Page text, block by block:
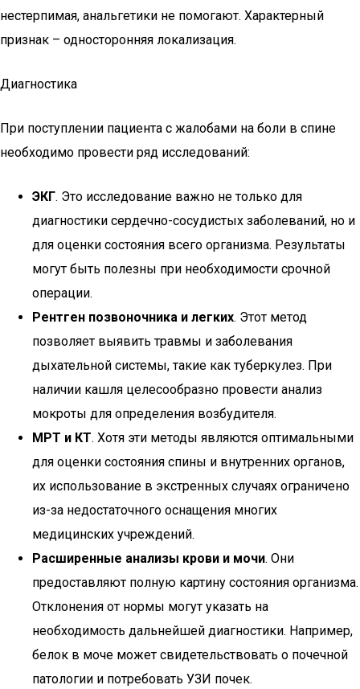
нестерпимая, анальгетики не помогают. Характерный
признак – односторонняя локализация.
Диагностика
При поступлении пациента с жалобами на боли в спине
необходимо провести ряд исследований:
ЭКГ. Это исследование важно не только для
диагностики сердечно-сосудистых заболеваний, но и
для оценки состояния всего организма. Результаты
могут быть полезны при необходимости срочной
операции.
Рентген позвоночника и легких. Этот метод
позволяет выявить травмы и заболевания
дыхательной системы, такие как туберкулез. При
наличии кашля целесообразно провести анализ
мокроты для определения возбудителя.
МРТ и КТ. Хотя эти методы являются оптимальными
для оценки состояния спины и внутренних органов,
их использование в экстренных случаях ограничено
из-за недостаточного оснащения многих
медицинских учреждений.
Расширенные анализы крови и мочи. Они
предоставляют полную картину состояния организма.
Отклонения от нормы могут указать на
необходимость дальнейшей диагностики. Например,
белок в моче может свидетельствовать о почечной
патологии и потребовать УЗИ почек.